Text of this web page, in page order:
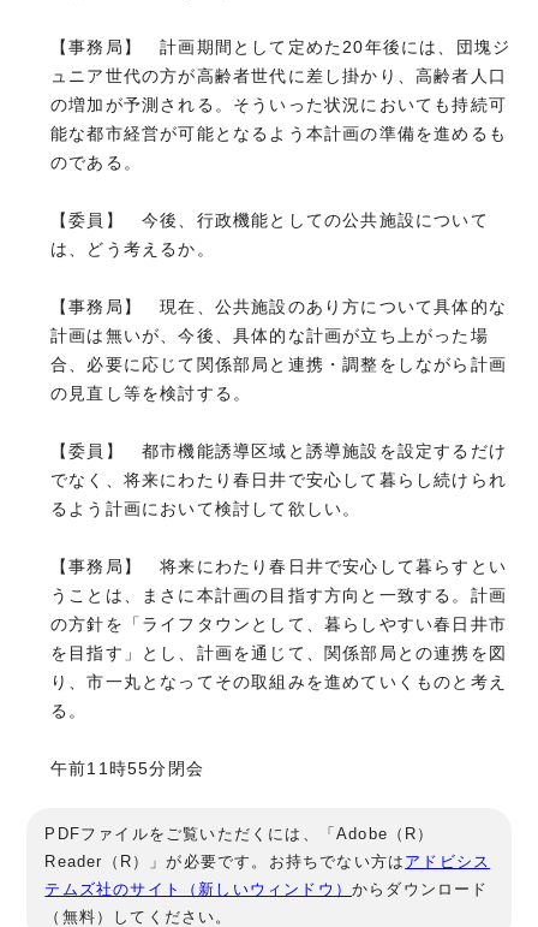
【事務局】 計画期間として定めた20年後には、団塊ジ
ュニア世代の方が高齢者世代に差し掛かり、高齢者人口
の増加が予測される。そういった状況においても持続可
能な都市経営が可能となるよう本計画の準備を進めるも
のである。
【委員】 今後、行政機能としての公共施設について
は、どう考えるか。
【事務局】 現在、公共施設のあり方について具体的な
計画は無いが、今後、具体的な計画が立ち上がった場
合、必要に応じて関係部局と連携・調整をしながら計画
の見直し等を検討する。
【委員】 都市機能誘導区域と誘導施設を設定するだけ
でなく、将来にわたり春日井で安心して暮らし続けられ
るよう計画において検討して欲しい。
【事務局】 将来にわたり春日井で安心して暮らすとい
うことは、まさに本計画の目指す方向と一致する。計画
の方針を「ライフタウンとして、暮らしやすい春日井市
を目指す」とし、計画を通じて、関係部局との連携を図
り、市一丸となってその取組みを進めていくものと考え
る。
午前11時55分閉会
PDFファイルをご覧いただくには、「Adobe（R）
Reader（R）」が必要です。お持ちでない方は アドビシス
テムズ社のサイト（新しいウィンドウ）からダウンロード
（無料）してください。